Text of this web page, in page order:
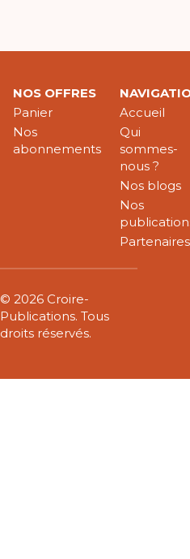
NOS OFFRES
Panier
Nos
abonnements
Accueil
Qui
sommes-
nous ?
Nos blogs
Nos
Partenaires
© 2026 Croire-
Publications. Tous
droits réservés.